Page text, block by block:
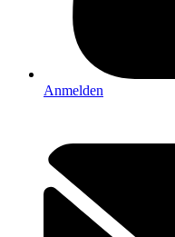
Anmelden